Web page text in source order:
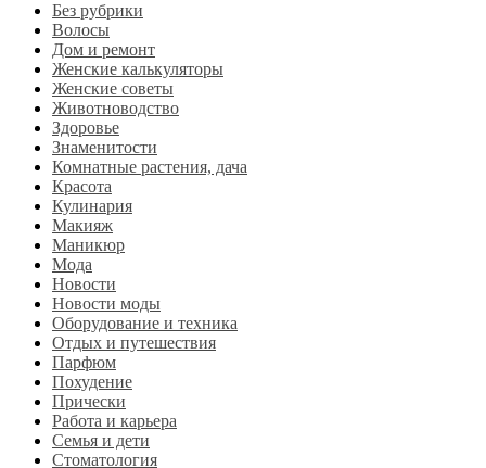
Без рубрики
Волосы
Дом и ремонт
Женские калькуляторы
Женские советы
Животноводство
Здоровье
Знаменитости
Комнатные растения, дача
Красота
Кулинария
Макияж
Маникюр
Мода
Новости
Новости моды
Оборудование и техника
Отдых и путешествия
Парфюм
Похудение
Прически
Работа и карьера
Семья и дети
Стоматология